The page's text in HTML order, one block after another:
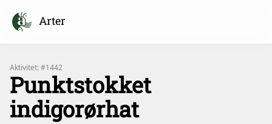
Arter
Aktivitet: #1442
Punktstokket
indigorørhat